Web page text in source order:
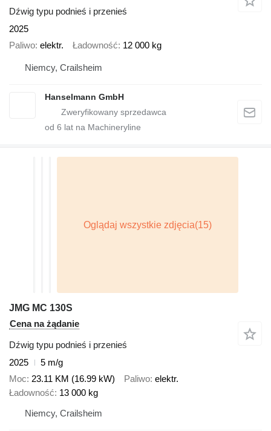
Dźwig typu podnieś i przenieś
2025
Paliwo elektr. Ładowność 12 000 kg
Niemcy, Crailsheim
Hanselmann GmbH
od 6 lat na Machineryline
JMG MC 130S
Cena na żądanie
Dźwig typu podnieś i przenieś
2025
5 m/g
Moc 23.11 KM (16.99 kW) Paliwo elektr.
Ładowność 13 000 kg
Niemcy, Crailsheim